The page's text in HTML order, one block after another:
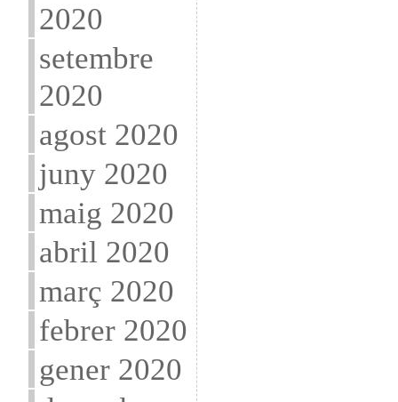
2020
setembre
2020
agost 2020
juny 2020
maig 2020
abril 2020
març 2020
febrer 2020
gener 2020